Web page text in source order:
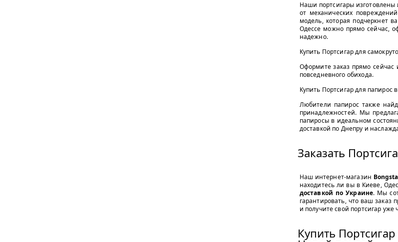
Наши портсигары изготовлены
от механических
модель, которая подчеркнет
Одессе можно прямо сейчас,
надежно.
Купить Портсигар для
Оформите заказ прямо сейчас
повседневного обихода.
Купить Портсигар для папирос
Любители папирос также
принадлежностей. Мы
папиросы в идеальном
доставкой по Днепру и
Заказать
Наш интернет-магазин
находитесь ли вы в Киеве,
доставкой по Украине. Мы
гарантировать, что ваш заказ
и получите свой портсигар уже
Купить